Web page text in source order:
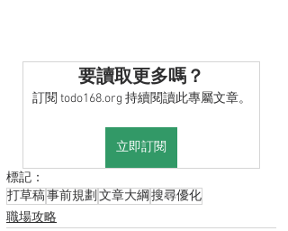
要讀取更多嗎？
訂閱 todo168.org 持續閱讀此專屬文章。
立即訂閱
標記：
打草稿事前規劃 文章大綱搜尋優化
職場攻略